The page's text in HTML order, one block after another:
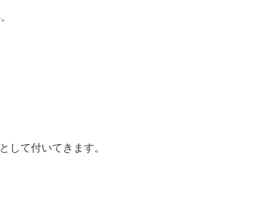
して付いてきます。